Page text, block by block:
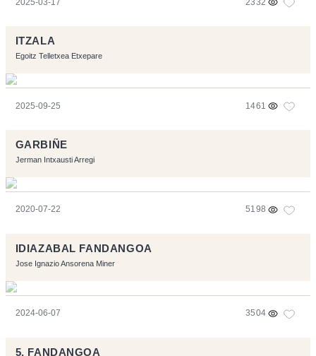
2025-03-17 2332
ITZALA
Egoitz Telletxea Etxepare
2025-09-25 1461
GARBIÑE
Jerman Intxausti Arregi
2020-07-22 5198
IDIAZABAL FANDANGOA
Jose Ignazio Ansorena Miner
2024-06-07 3504
5. FANDANGOA